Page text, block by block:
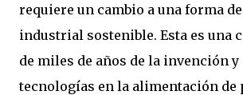
requiere un cambio a una forma
industrial sostenible. Esta es una
de miles de años de la invención y
tecnologías en la alimentación de